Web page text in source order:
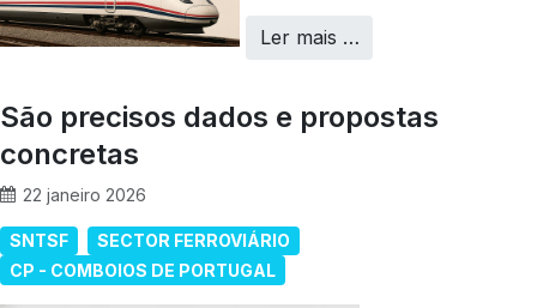
Ler mais …
São precisos dados e propostas
concretas
22 janeiro 2026
SNTSF
SECTOR FERROVIÁRIO
CP - COMBOIOS DE PORTUGAL